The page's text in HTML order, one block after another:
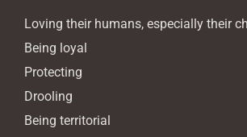
Loving their humans, especially their
Being loyal
Protecting
Drooling
Being territorial